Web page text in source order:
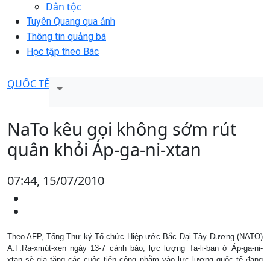
Dân tộc
Tuyên Quang qua ảnh
Thông tin quảng bá
Học tập theo Bác
QUỐC TẾ
NaTo kêu gọi không sớm rút
quân khỏi Áp-ga-ni-xtan
07:44, 15/07/2010
Theo AFP, Tổng Thư ký Tổ chức Hiệp ước Bắc Ðại Tây Dương (NATO)
A.F.Ra-xmút-xen ngày 13-7 cảnh báo, lực lượng Ta-li-ban ở Áp-ga-ni-